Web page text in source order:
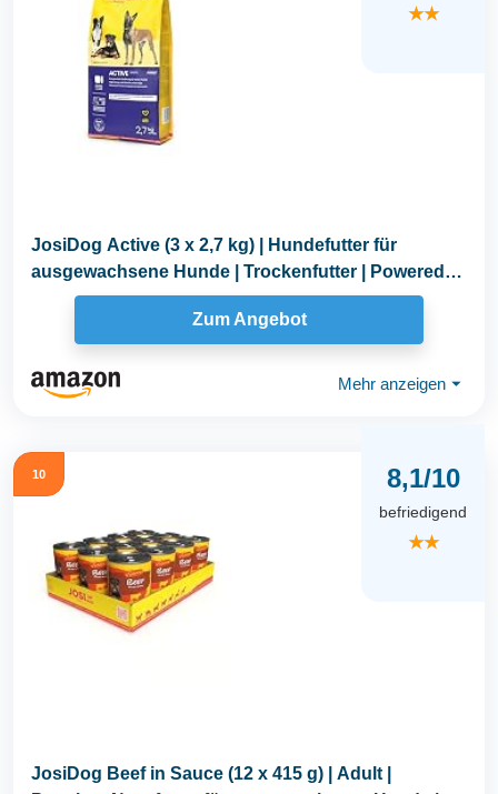
★★
JosiDog Active (3 x 2,7 kg) | Hundefutter für
ausgewachsene Hunde | Trockenfutter | Powered
Zum Angebot
Mehr anzeigen ⏷
10 8,1/10
befriedigend
★★
JosiDog Beef in Sauce (12 x 415 g) | Adult |